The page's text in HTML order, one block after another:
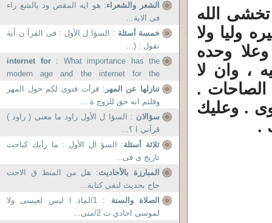
الله
وليا ولا
وحده
، وان لا
الصاحات .
. وعليك
.
الشعر والشعراء: هو ايه المقص ود بالشع راء
فى الاية...
خمسة أسئلة : السؤا ل الأول : فى القرآ ن آية
تقول : (...
internet for : What importance has the
modern age and the internet for the
movement of Ahl al-Quran?...
تنازلها عن المهر : قرأت فتوى لكم حول المهر
وقلتم انه حق للزوج ة ...
سؤالان : السؤا ل الأول راود ما معنى ( راود )
قرآني ا ؟...
ثلاثة أسئلة: السؤ ال الأول : ما رأيك كباحث
تاريخ ى فى...
المبارزة بالأحاديث: هل من المنط ق الاحت
جاج بحديث لنفي كتابة...
الصلاة والسنة
: 1/لماذ ا ليس لعيسى ولا
لموسى احادي ث 2/متى...